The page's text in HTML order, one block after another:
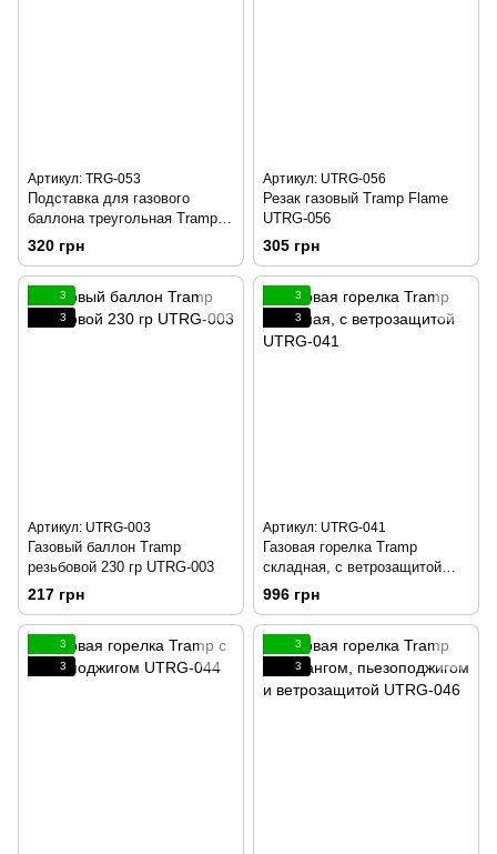
Артикул: TRG-053
Подставка для газового
баллона треугольная Tramp
TRG-053
320 грн
Артикул: UTRG-056
Резак газовый Tramp Flame
UTRG-056
305 грн
3
3
Артикул: UTRG-003
Газовый баллон Tramp
резьбовой 230 гр UTRG-003
217 грн
3
3
Артикул: UTRG-041
Газовая горелка Tramp
складная, с ветрозащитой
UTRG-041
996 грн
3
3
3
3